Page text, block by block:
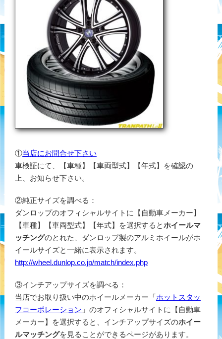
①当店にお問合せ下さい
車検証にて、【車種】【車両型式】【年式】を確認の
上、お知らせ下さい。
②純正サイズを調べる：
ダンロップのオフィシャルサイトに【自動車メーカー】
【車種】【車両型式】【年式】を選択するとホイールマ
ッチングのとれた、ダンロップ製のアルミホイールがホ
イールサイズと一緒に表示されます。
http://wheel.dunlop.co.jp/match/index.php
③インチアップサイズを調べる：
当店でお取り扱い中のホイールメーカー「ホットスタッ
フコーポレーション 」のオフィシャルサイトに【自動車
メーカー】を選択すると、インチアップサイズのホイー
ルマッチングを見ることができるページがあります。